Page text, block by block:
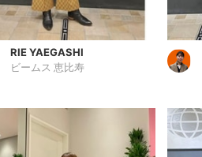
RIE YAEGASHI
ビームス 恵比寿